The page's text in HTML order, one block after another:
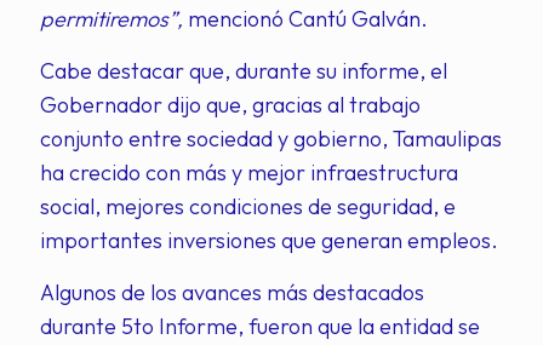
permitiremos”, mencionó Cantú Galván.
Cabe destacar que, durante su informe, el
Gobernador dijo que, gracias al trabajo
conjunto entre sociedad y gobierno, Tamaulipas
ha crecido con más y mejor infraestructura
social, mejores condiciones de seguridad, e
importantes inversiones que generan empleos.
Algunos de los avances más destacados
durante 5to Informe, fueron que la entidad se